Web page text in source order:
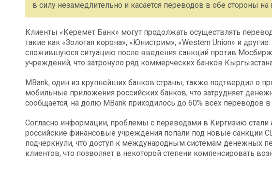
в силу незамедлительно и касается переводов в обе стороны
Клиенты «Керемет Банк» могут продолжать осуществлять
такие как «Золотая корона», «Юнистрим», «Western Union» и
сложившуюся ситуацию после введения санкций против
учреждений, что затронуло ряд коммерческих банков
MBank, один из крупнейших банков страны, также подтвердил о
мобильные приложения российских банков, что затрудняет
сообщается, на долю MBank приходилось до 60% всех переводов в
Согласно информации, проблемы с переводами в Киргизию стали
российские финансовые учреждения попали под новые санкции
подчеркнули, что доступ к международным системам денежных
клиентов, что позволяет в некоторой степени компенсировать